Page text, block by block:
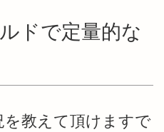
ドで定量的な
を教えて頂けますで